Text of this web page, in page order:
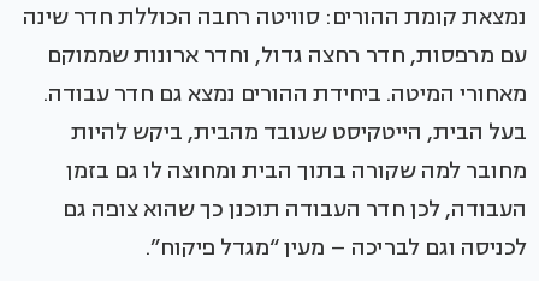
נמצאת קומת ההורים: סוויטה רחבה הכוללת חדר שינה
עם מרפסות, חדר רחצה גדול, וחדר ארונות שממוקם
מאחורי המיטה. ביחידת ההורים נמצא גם חדר עבודה.
בעל הבית, הייטקיסט שעובד מהבית, ביקש להיות
מחובר למה שקורה בתוך הבית ומחוצה לו גם בזמן
העבודה, לכן חדר העבודה תוכנן כך שהוא צופה גם
לכניסה וגם לבריכה – מעין “מגדל פיקוח”.